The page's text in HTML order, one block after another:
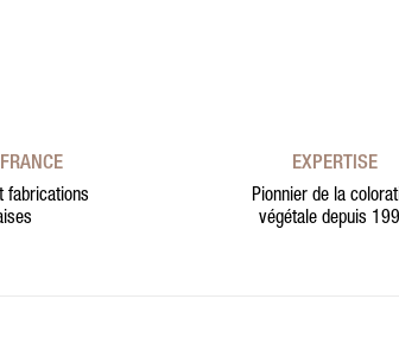
fabrications
EXPERTISE
Pionnier de la
végétale depuis